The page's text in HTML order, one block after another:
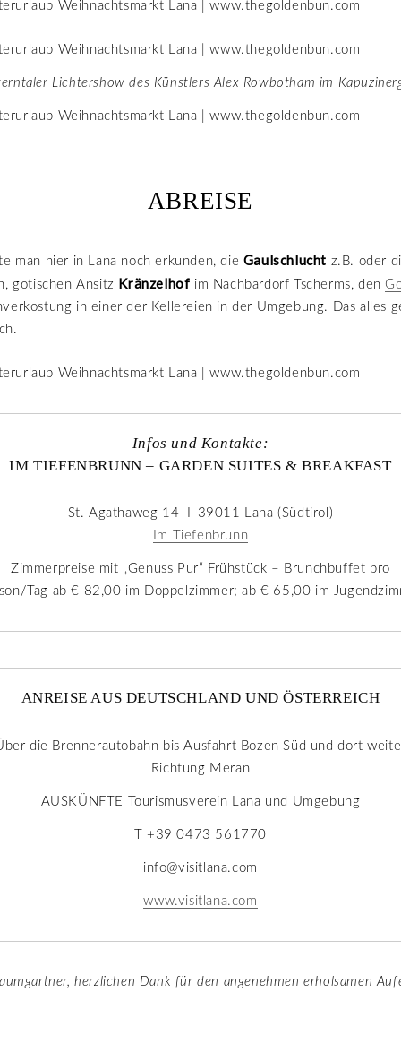
Lichtershow des Künstlers Alex Rowbotham im
ABREISE
man hier in Lana noch erkunden, die Gaulschlucht z.B. oder
gotischen Ansitz Kränzelhof im Nachbardorf Tscherms, den
in einer der Kellereien in der Umgebung. Das alles
Infos und Kontakte:
IM TIEFENBRUNN – GARDEN SUITES & BREAKFAST
St. Agathaweg 14 I-39011 Lana (Südtirol)
Im Tiefenbrunn
Zimmerpreise mit „Genuss Pur“ Frühstück – Brunchbuffet pro
Tag ab € 82,00 im Doppelzimmer; ab € 65,00 im
ANREISE AUS DEUTSCHLAND UND ÖSTERREICH
die Brennerautobahn bis Ausfahrt Bozen Süd und dort
Richtung Meran
AUSKÜNFTE Tourismusverein Lana und Umgebung
T +39 0473 561770
info@visitlana.com
www.visitlana.com
herzlichen Dank für den angenehmen erholsamen